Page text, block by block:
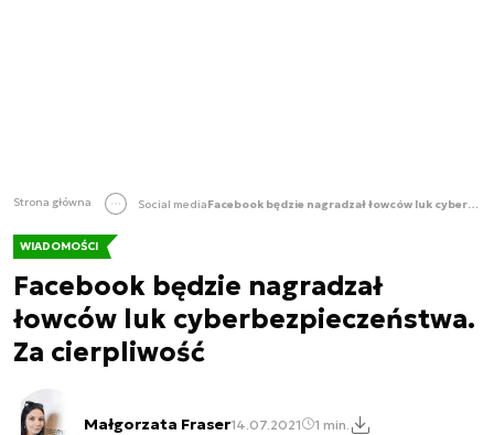
Strona główna Social media Facebook będzie nagradzał łowców luk cyberbezpieczeństwa. Za cierpliwość
WIADOMOŚCI
Facebook będzie nagradzał
łowców luk cyberbezpieczeństwa.
Za cierpliwość
Małgorzata Fraser14.07.2021 1 min.